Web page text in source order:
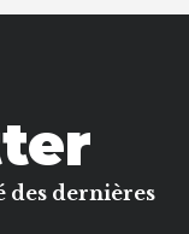
des dernières